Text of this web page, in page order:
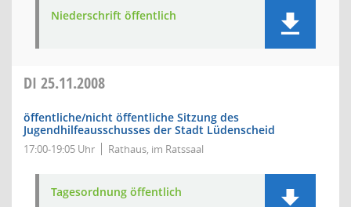
Niederschrift öffentlich
DI 25.11.2008
öffentliche/nicht öffentliche Sitzung des
Jugendhilfeausschusses der Stadt Lüdenscheid
17:00-19:05 Uhr Rathaus, im Ratssaal
Tagesordnung öffentlich